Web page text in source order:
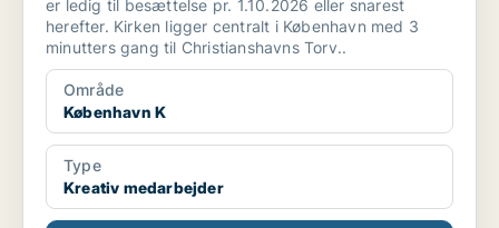
er ledig til besættelse pr. 1.10.2026 eller snarest
herefter. Kirken ligger centralt i København med 3
minutters gang til Christianshavns Torv..
Område
København K
Type
Kreativ medarbejder